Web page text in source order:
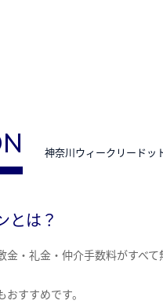
神奈川ウィークリードッ
とは？
金・礼金・仲介手数料がすべて
すすめです。